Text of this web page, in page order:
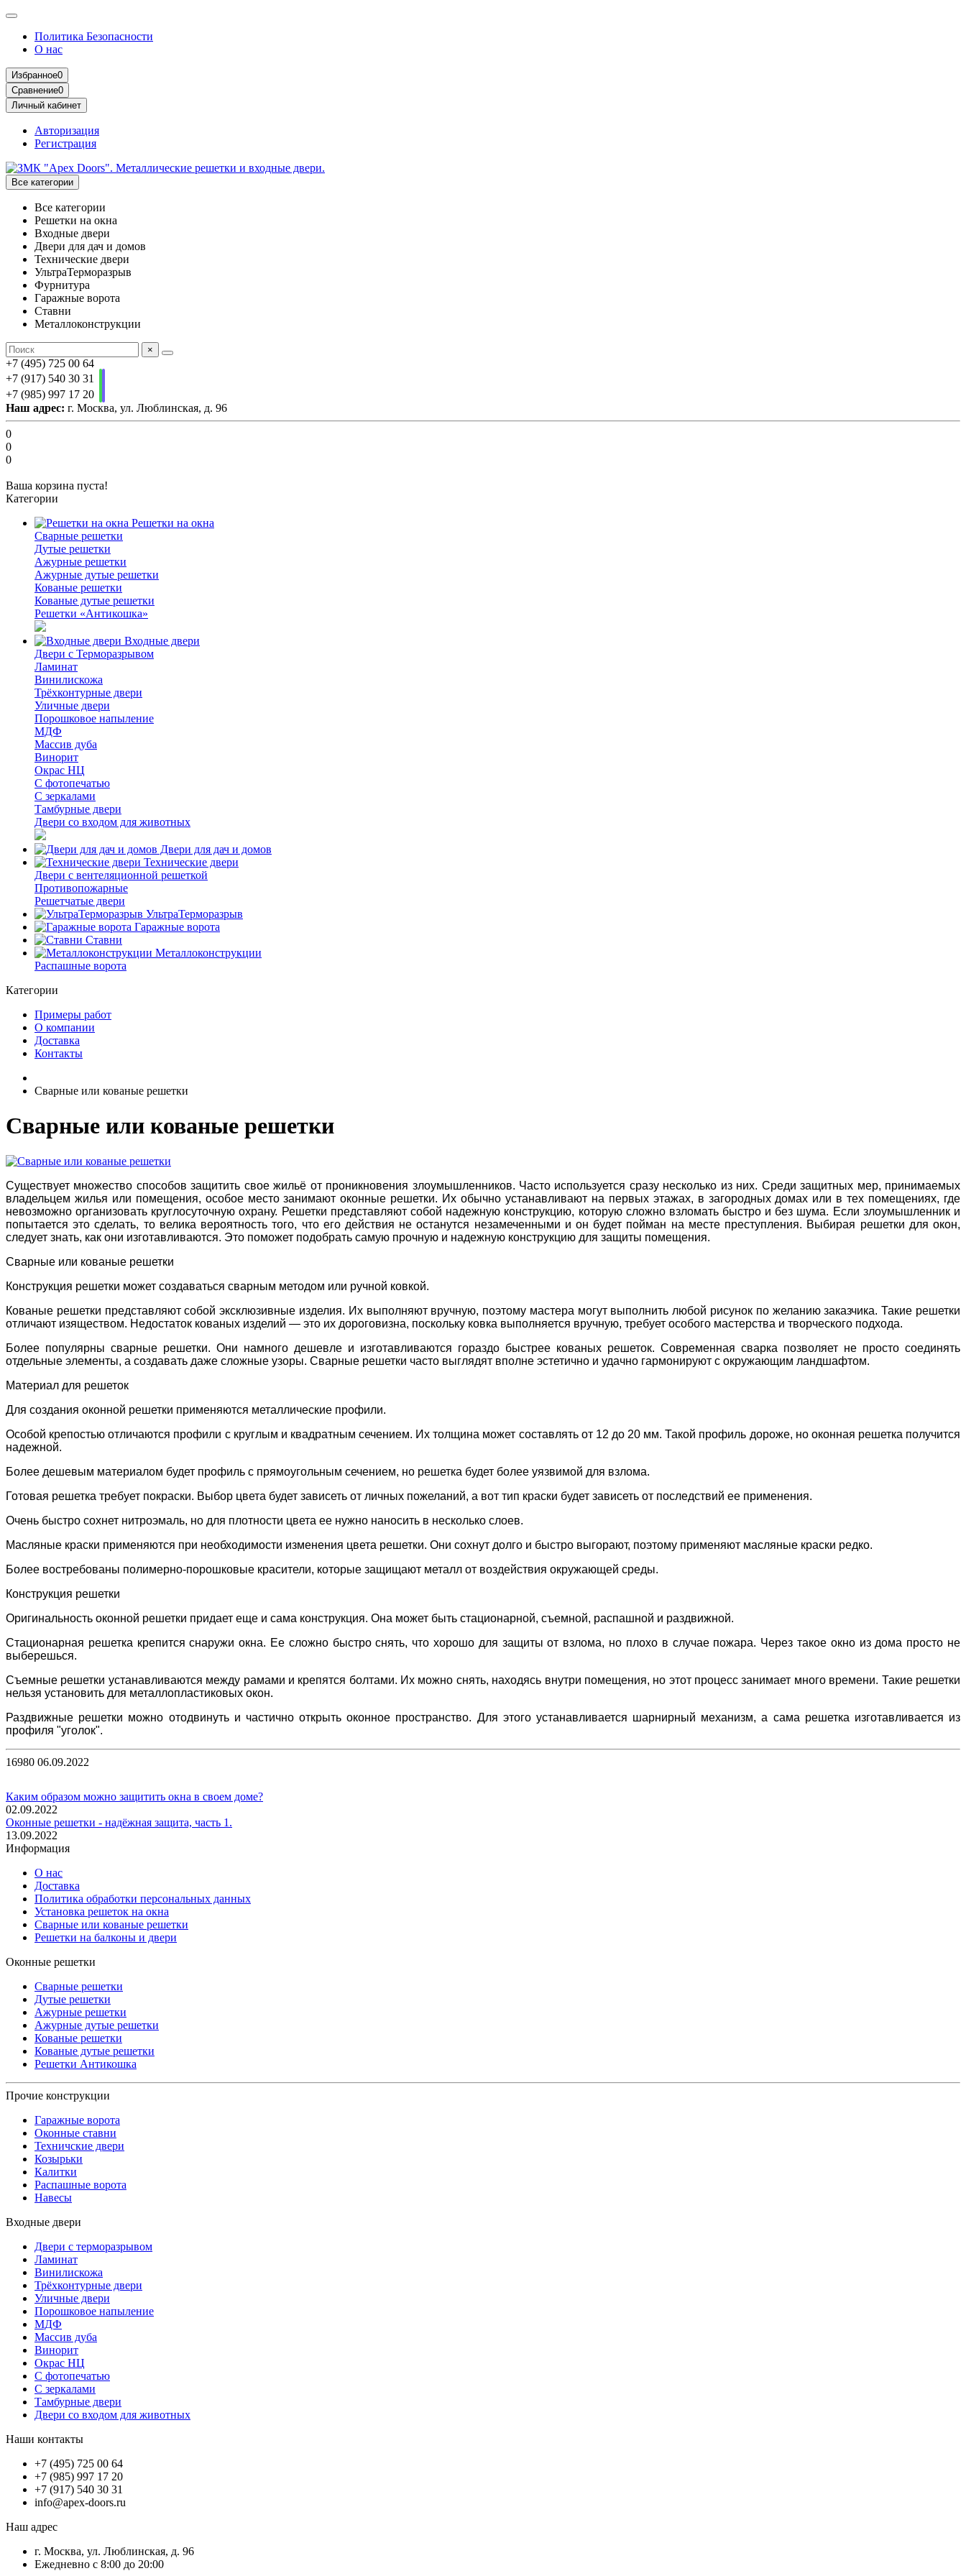
Политика Безопасности
О нас
Избранное0
Сравнение0
Личный кабинет
Авторизация
Регистрация
Все категории
Все категории
Решетки на окна
Входные двери
Двери для дач и домов
Технические двери
УльтраТерморазрыв
Фурнитура
Гаражные ворота
Ставни
Металлоконструкции
×
+7 (495) 725 00 64
+7 (917) 540 30 31
+7 (985) 997 17 20
Наш адрес: г. Москва, ул. Люблинская, д. 96
0
0
0
Ваша корзина пуста!
Категории
Решетки на окна
Сварные решетки
Дутые решетки
Ажурные решетки
Ажурные дутые решетки
Кованые решетки
Кованые дутые решетки
Решетки «Антикошка»
Входные двери
Двери с Терморазрывом
Ламинат
Винилискожа
Трёхконтурные двери
Уличные двери
Порошковое напыление
МДФ
Массив дуба
Винорит
Окрас НЦ
С фотопечатью
С зеркалами
Тамбурные двери
Двери со входом для животных
Двери для дач и домов
Технические двери
Двери с вентеляционной решеткой
Противопожарные
Решетчатые двери
УльтраТерморазрыв
Гаражные ворота
Ставни
Металлоконструкции
Распашные ворота
Категории
Примеры работ
О компании
Доставка
Контакты
Сварные или кованые решетки
Сварные или кованые решетки
Существует множество способов защитить свое жильё от проникновения злоумышленников. Часто используется сразу несколько из них. Среди защитных мер, принимаемых
владельцем жилья или помещения, особое место занимают оконные решетки. Их обычно устанавливают на первых этажах, в загородных домах или в тех помещениях, где
невозможно организовать круглосуточную охрану. Решетки представляют собой надежную конструкцию, которую сложно взломать быстро и без шума. Если злоумышленник и
попытается это сделать, то велика вероятность того, что его действия не останутся незамеченными и он будет пойман на месте преступления. Выбирая решетки для окон,
следует знать, как они изготавливаются. Это поможет подобрать самую прочную и надежную конструкцию для защиты помещения.
Сварные или кованые решетки
Конструкция решетки может создаваться сварным методом или ручной ковкой.
Кованые решетки представляют собой эксклюзивные изделия. Их выполняют вручную, поэтому мастера могут выполнить любой рисунок по желанию заказчика. Такие решетки
отличают изяществом. Недостаток кованых изделий — это их дороговизна, поскольку ковка выполняется вручную, требует особого мастерства и творческого подхода.
Более популярны сварные решетки. Они намного дешевле и изготавливаются гораздо быстрее кованых решеток. Современная сварка позволяет не просто соединять
отдельные элементы, а создавать даже сложные узоры. Сварные решетки часто выглядят вполне эстетично и удачно гармонируют с окружающим ландшафтом.
Материал для решеток
Для создания оконной решетки применяются металлические профили.
Особой крепостью отличаются профили с круглым и квадратным сечением. Их толщина может составлять от 12 до 20 мм. Такой профиль дороже, но оконная решетка получится
надежной.
Более дешевым материалом будет профиль с прямоугольным сечением, но решетка будет более уязвимой для взлома.
Готовая решетка требует покраски. Выбор цвета будет зависеть от личных пожеланий, а вот тип краски будет зависеть от последствий ее применения.
Очень быстро сохнет нитроэмаль, но для плотности цвета ее нужно наносить в несколько слоев.
Масляные краски применяются при необходимости изменения цвета решетки. Они сохнут долго и быстро выгорают, поэтому применяют масляные краски редко.
Более востребованы полимерно-порошковые красители, которые защищают металл от воздействия окружающей среды.
Конструкция решетки
Оригинальность оконной решетки придает еще и сама конструкция. Она может быть стационарной, съемной, распашной и раздвижной.
Стационарная решетка крепится снаружи окна. Ее сложно быстро снять, что хорошо для защиты от взлома, но плохо в случае пожара. Через такое окно из дома просто не
выберешься.
Съемные решетки устанавливаются между рамами и крепятся болтами. Их можно снять, находясь внутри помещения, но этот процесс занимает много времени. Такие решетки
нельзя установить для металлопластиковых окон.
Раздвижные решетки можно отодвинуть и частично открыть оконное пространство. Для этого устанавливается шарнирный механизм, а сама решетка изготавливается из
профиля "уголок".
16980 06.09.2022
Каким образом можно защитить окна в своем доме?
02.09.2022
Оконные решетки - надёжная защита, часть 1.
13.09.2022
Информация
О нас
Доставка
Политика обработки персональных данных
Установка решеток на окна
Сварные или кованые решетки
Решетки на балконы и двери
Оконные решетки
Сварные решетки
Дутые решетки
Ажурные решетки
Ажурные дутые решетки
Кованые решетки
Кованые дутые решетки
Решетки Антикошка
Прочие конструкции
Гаражные ворота
Оконные ставни
Техничские двери
Козырьки
Калитки
Распашные ворота
Навесы
Входные двери
Двери с терморазрывом
Ламинат
Винилискожа
Трёхконтурные двери
Уличные двери
Порошковое напыление
МДФ
Массив дуба
Винорит
Окрас НЦ
С фотопечатью
С зеркалами
Тамбурные двери
Двери со входом для животных
Наши контакты
+7 (495) 725 00 64
+7 (985) 997 17 20
+7 (917) 540 30 31
info@apex-doors.ru
Наш адрес
г. Москва, ул. Люблинская, д. 96
Ежедневно с 8:00 до 20:00